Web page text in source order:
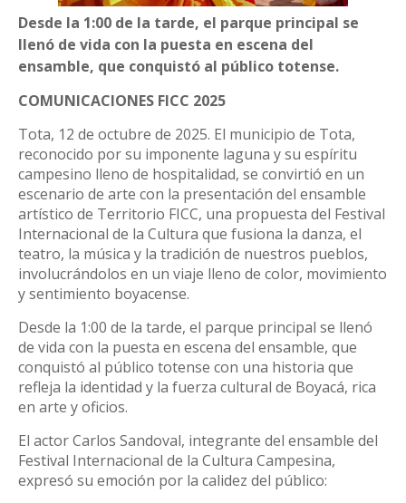
Desde la 1:00 de la tarde, el parque principal se
llenó de vida con la puesta en escena del
ensamble, que conquistó al público totense.
COMUNICACIONES FICC 2025
Tota, 12 de octubre de 2025. El municipio de Tota,
reconocido por su imponente laguna y su espíritu
campesino lleno de hospitalidad, se convirtió en un
escenario de arte con la presentación del ensamble
artístico de Territorio FICC, una propuesta del Festival
Internacional de la Cultura que fusiona la danza, el
teatro, la música y la tradición de nuestros pueblos,
involucrándolos en un viaje lleno de color, movimiento
y sentimiento boyacense.
Desde la 1:00 de la tarde, el parque principal se llenó
de vida con la puesta en escena del ensamble, que
conquistó al público totense con una historia que
refleja la identidad y la fuerza cultural de Boyacá, rica
en arte y oficios.
El actor Carlos Sandoval, integrante del ensamble del
Festival Internacional de la Cultura Campesina,
expresó su emoción por la calidez del público: